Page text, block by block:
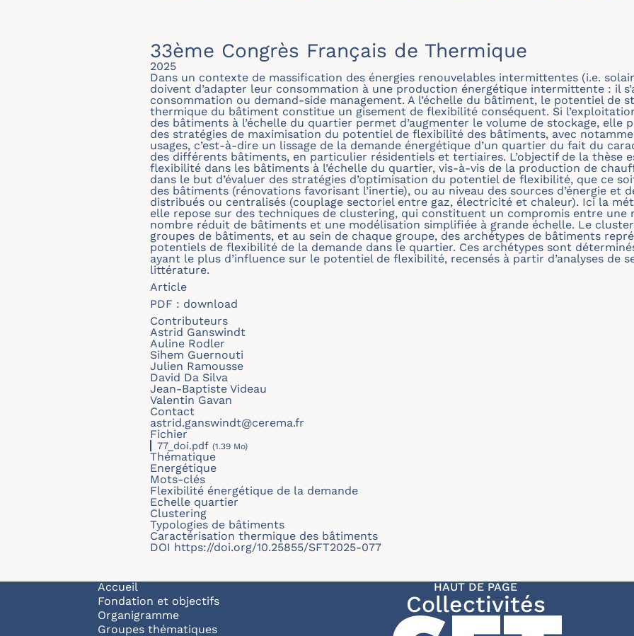
33ème Congrès Français de Thermique
2025
Dans un contexte de massification des énergies renouvelables intermittentes (i.e.
doivent d’adapter leur consommation à une production énergétique intermittente : il
consommation ou demand-side management. A l’échelle du bâtiment, le potentiel de
thermique du bâtiment constitue un gisement de flexibilité conséquent. Si
des bâtiments à l’échelle du quartier permet d’augmenter le volume de stockage, elle
des stratégies de maximisation du potentiel de flexibilité des bâtiments, avec
usages, c’est-à-dire un lissage de la demande énergétique d’un quartier du fait du
des différents bâtiments, en particulier résidentiels et tertiaires. L’objectif de la thèse
flexibilité dans les bâtiments à l’échelle du quartier, vis-à-vis de la production de
dans le but d’évaluer des stratégies d’optimisation du potentiel de flexibilité, que ce
des bâtiments (rénovations favorisant l’inertie), ou au niveau des sources d’énergie et
distribués ou centralisés (couplage sectoriel entre gaz, électricité et chaleur). Ici la
elle repose sur des techniques de clustering, qui constituent un compromis entre une
nombre réduit de bâtiments et une modélisation simplifiée à grande échelle. Le
groupes de bâtiments, et au sein de chaque groupe, des archétypes de bâtiments
potentiels de flexibilité de la demande dans le quartier. Ces archétypes sont
ayant le plus d’influence sur le potentiel de flexibilité, recensés à partir d’analyses de
littérature.
Article
PDF : download
Contributeurs
Astrid Ganswindt
Auline Rodler
Sihem Guernouti
Julien Ramousse
David Da Silva
Jean-Baptiste Videau
Valentin Gavan
Contact
astrid.ganswindt@cerema.fr
Fichier
77_doi.pdf (1.39 Mo)
Thématique
Energétique
Mots-clés
Flexibilité énergétique de la demande
Echelle quartier
Clustering
Typologies de bâtiments
Caractérisation thermique des bâtiments
DOI https://doi.org/10.25855/SFT2025-077
Navigation principale
Accueil
Fondation et objectifs
Organigramme
Groupes thématiques
HAUT DE PAGE
Collectivités